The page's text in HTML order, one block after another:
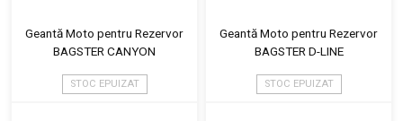
Geantă Moto pentru Rezervor
BAGSTER CANYON
STOC EPUIZAT
Geantă Moto pentru Rezervor
BAGSTER D-LINE
STOC EPUIZAT